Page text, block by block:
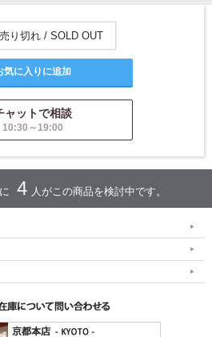
売り切れ / SOLD OUT
ャットで相談
10:30～19:00
4 人がこの商品を検討中です。